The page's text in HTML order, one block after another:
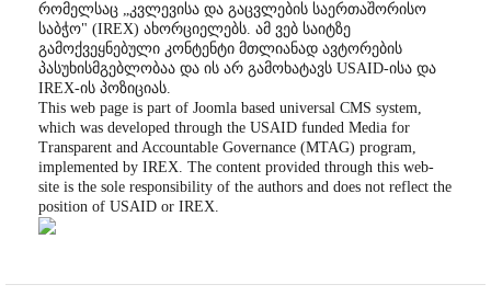
რომელსაც „კვლევისა და გაცვლების საერთაშორისო
საბჭო" (IREX) ახორციელებს. ამ ვებ საიტზე
გამოქვეყნებული კონტენტი მთლიანად ავტორების
პასუხისმგებლობაა და ის არ გამოხატავს USAID-ისა და
IREX-ის პოზიციას.
This web page is part of Joomla based universal CMS system,
which was developed through the USAID funded Media for
Transparent and Accountable Governance (MTAG) program,
implemented by IREX. The content provided through this web-
site is the sole responsibility of the authors and does not reflect the
position of USAID or IREX.